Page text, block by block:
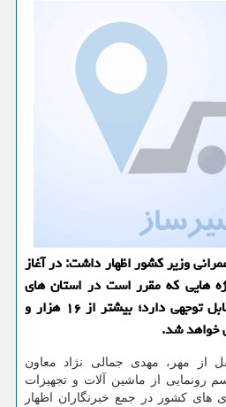
وزیر كشور اظهار داشت: در آغاز
هایی كه مقرر است در استان های
مختلف افتتاح شود میزان قابل توجهی دارد؛ بیشتر از ۱۶ هزار و
از مهر، مهدی جمالی نژاد معاون
رونمایی از ماشین آلات و تجهیزات
های كشور در جمع خبرنگاران اظهار